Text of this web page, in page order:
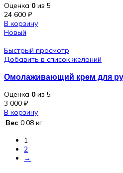
Оценка 0 из 5
24 600 ₽
В корзину
Новый
Быстрый просмотр
Добавить в список желаний
Омолаживающий крем для
Оценка 0 из 5
3 000 ₽
В корзину
Вес 0.08 кг
1
2
→